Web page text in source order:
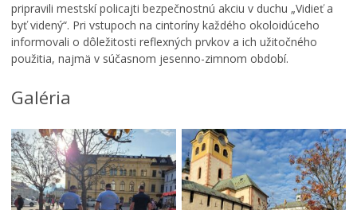
pripravili mestskí policajti bezpečnostnú akciu v duchu „Vidieť a
byť videný“. Pri vstupoch na cintoríny každého okoloidúceho
informovali o dôležitosti reflexných prvkov a ich užitočného
použitia, najmä v súčasnom jesenno-zimnom období.
Galéria